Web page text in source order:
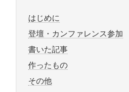
はじめに
登壇・カンファレンス参加
書いた記事
作ったもの
その他